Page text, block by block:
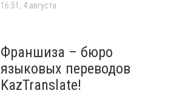
16:51, 4 августа
Франшиза – бюро
языковых переводов
KazTranslate!